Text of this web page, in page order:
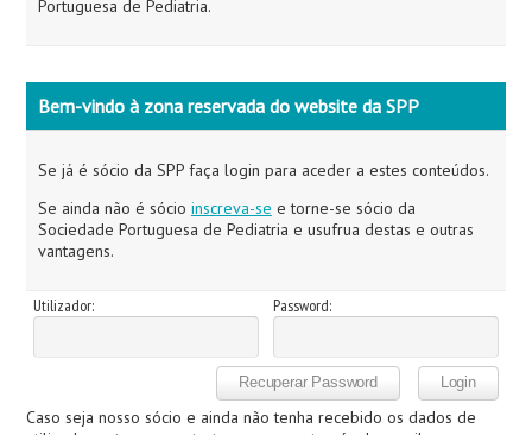
Portuguesa de Pediatria.
Bem-vindo à zona reservada do website da SPP
Se já é sócio da SPP faça login para aceder a estes conteúdos.
Se ainda não é sócio inscreva-se e torne-se sócio da
Sociedade Portuguesa de Pediatria e usufrua destas e outras
vantagens.
Utilizador: Password:
Caso seja nosso sócio e ainda não tenha recebido os dados de